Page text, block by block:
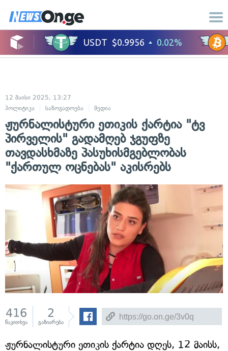
12 მაისი 2025, 13:27
პოლიტიკა
საზოგადოება მედია
ჟურნალისტური ეთიკის ქარტია "ტვ
პირველის" გადამღებ ჯგუფზე
თავდასხმაზე პასუხისმგებლობას
"ქართულ ოცნებას" აკისრებს
416
წაკითხვა
2
გაზიარება
ჟურნალისტური ეთიკის ქარტია დღეს, 12 მაისს,